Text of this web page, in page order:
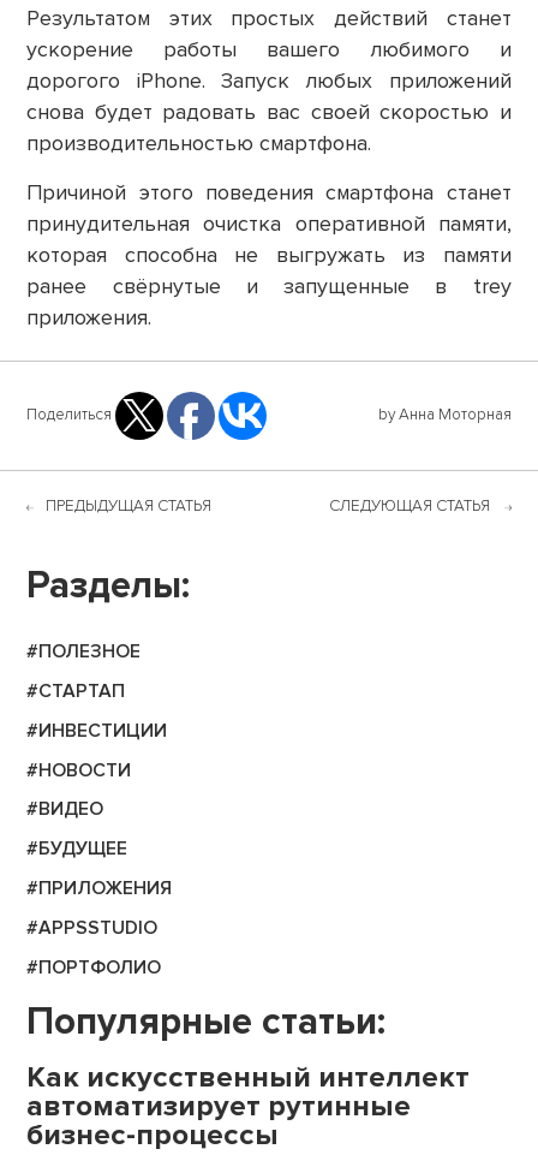
Результатом этих простых действий станет
ускорение работы вашего любимого и
дорогого iPhone. Запуск любых приложений
снова будет радовать вас своей скоростью и
производительностью смартфона.
Причиной этого поведения смартфона станет
принудительная очистка оперативной памяти,
которая способна не выгружать из памяти
ранее свёрнутые и запущенные в trey
приложения.
Поделиться by Анна Моторная
ПРЕДЫДУЩАЯ СТАТЬЯ СЛЕДУЮЩАЯ СТАТЬЯ
Разделы:
#ПОЛЕЗНОЕ
#СТАРТАП
#ИНВЕСТИЦИИ
#НОВОСТИ
#ВИДЕО
#БУДУЩЕЕ
#ПРИЛОЖЕНИЯ
#APPSSTUDIO
#ПОРТФОЛИО
Популярные статьи:
Как искусственный интеллект
автоматизирует рутинные
бизнес-процессы